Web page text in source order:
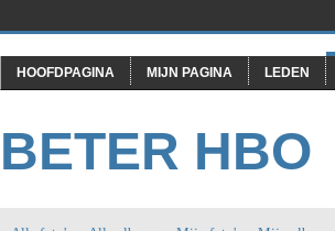
HOOFDPAGINA MIJN PAGINA LEDEN
BETER HBO